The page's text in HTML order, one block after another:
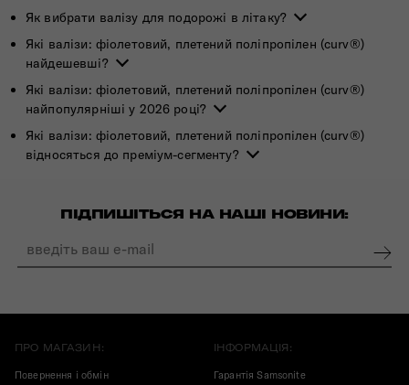
Як вибрати валізу для подорожі в літаку?
Які валізи: фіолетовий, плетений поліпропілен (curv®)
найдешевші?
Які валізи: фіолетовий, плетений поліпропілен (curv®)
найпопулярніші у 2026 році?
Які валізи: фіолетовий, плетений поліпропілен (curv®)
відносяться до преміум-сегменту?
ПІДПИШІТЬСЯ НА НАШІ НОВИНИ:
ПРО МАГАЗИН:
Повернення і обмін
ІНФОРМАЦІЯ:
Гарантія Samsonite